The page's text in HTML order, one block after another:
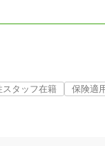
スタッフ在籍
保険適